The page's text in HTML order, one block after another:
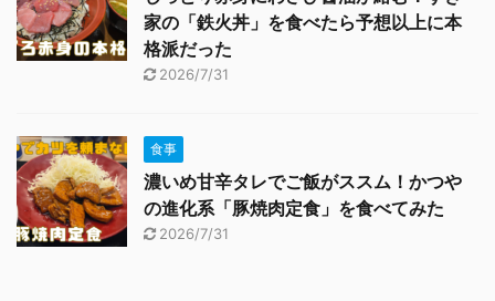
家の「鉄火丼」を食べたら予想以上に本
格派だった
2026/7/31
食事
濃いめ甘辛タレでご飯がススム！かつや
の進化系「豚焼肉定食」を食べてみた
2026/7/31